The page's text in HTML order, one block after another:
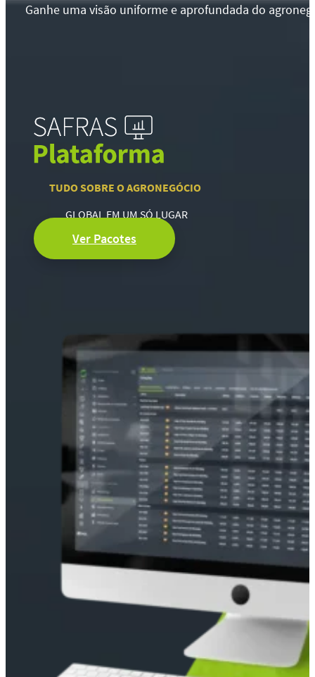
Ganhe uma visão uniforme e aprofundada do
TUDO SOBRE O AGRONEGÓCIO
GLOBAL EM UM SÓ LUGAR
Ver Pacotes